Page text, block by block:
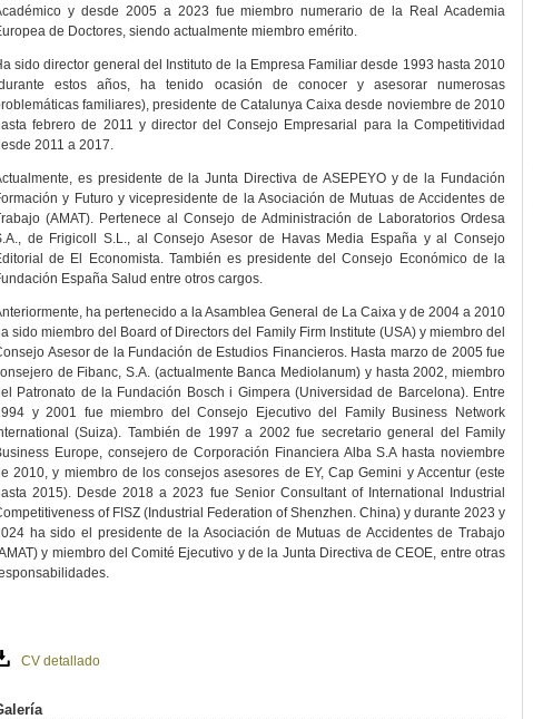
y desde 2005 a 2023 fue miembro numerario de la Real Academia
de Doctores, siendo actualmente miembro emérito.
sido director general del Instituto de la Empresa Familiar desde 1993 hasta 2010
estos años, ha tenido ocasión de conocer y asesorar numerosas
familiares), presidente de Catalunya Caixa desde noviembre de 2010
febrero de 2011 y director del Consejo Empresarial para la Competitividad
2011 a 2017.
es presidente de la Junta Directiva de ASEPEYO y de la Fundación
y Futuro y vicepresidente de la Asociación de Mutuas de Accidentes de
(AMAT). Pertenece al Consejo de Administración de Laboratorios Ordesa
de Frigicoll S.L., al Consejo Asesor de Havas Media España y al Consejo
de El Economista. También es presidente del Consejo Económico de la
España Salud entre otros cargos.
ha pertenecido a la Asamblea General de La Caixa y de 2004 a 2010
sido miembro del Board of Directors del Family Firm Institute (USA) y miembro del
Asesor de la Fundación de Estudios Financieros. Hasta marzo de 2005 fue
de Fibanc, S.A. (actualmente Banca Mediolanum) y hasta 2002, miembro
Patronato de la Fundación Bosch i Gimpera (Universidad de Barcelona). Entre
y 2001 fue miembro del Consejo Ejecutivo del Family Business Network
(Suiza). También de 1997 a 2002 fue secretario general del Family
Europe, consejero de Corporación Financiera Alba S.A hasta noviembre
2010, y miembro de los consejos asesores de EY, Cap Gemini y Accentur (este
2015). Desde 2018 a 2023 fue Senior Consultant of International Industrial
of FISZ (Industrial Federation of Shenzhen. China) y durante 2023 y
ha sido el presidente de la Asociación de Mutuas de Accidentes de Trabajo
y miembro del Comité Ejecutivo y de la Junta Directiva de CEOE, entre otras
CV detallado